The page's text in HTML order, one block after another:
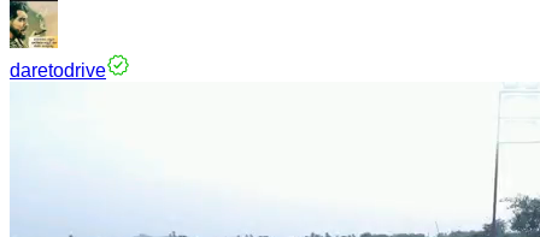
daretodrive